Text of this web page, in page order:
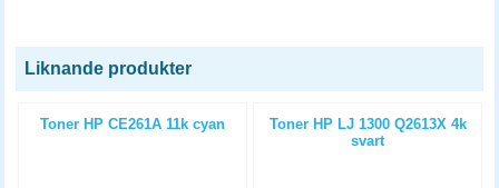
Liknande produkter
Toner HP CE261A 11k cyan
Toner HP LJ 1300 Q2613X 4k
svart